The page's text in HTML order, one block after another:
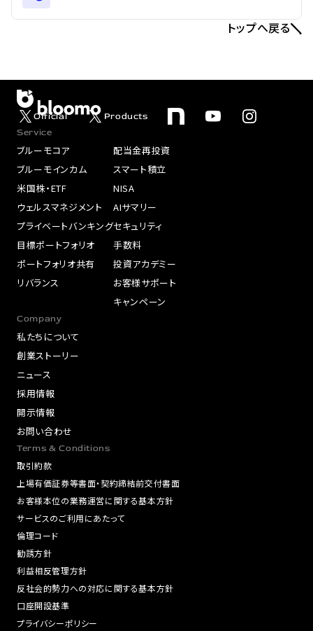
トップへ戻る
Official
Products
Service
ブルーモコア
ブルーモインカム
米国株・ETF
ウェルスマネジメント
プライベートバンキング
目標ポートフォリオ
ポートフォリオ共有
リバランス
配当金再投資
スマート積立
NISA
AIサマリー
セキュリティ
手数料
投資アカデミー
お客様サポート
キャンペーン
Company
私たちについて
創業ストーリー
ニュース
採用情報
開示情報
お問い合わせ
Terms & Conditions
取引約款
上場有価証券等書面・契約締結前交付書面
お客様本位の業務運営に関する基本方針
サービスのご利用にあたって
倫理コード
勧誘方針
利益相反管理方針
反社会的勢力への対応に関する基本方針
口座開設基準
プライバシーポリシー